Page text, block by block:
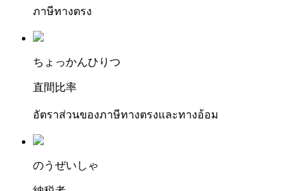
ภาษีทางตรง
ちょ っかんひ りつ
直間比率
อัตราส่วนของภาษีทางตรงและทางอ้อม
のうぜいしゃ